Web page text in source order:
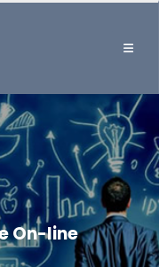
On-line